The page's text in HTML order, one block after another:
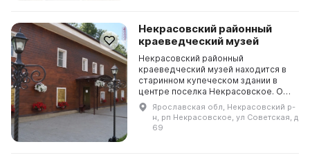
Некрасовский районный
краеведческий музей
Некрасовский районный
краеведческий музей находится в
старинном купеческом здании в
центре поселка Некрасовское. Он
был открыт для посетителей в 2002
году и в настоящее время музей
предлагает более 5 ...
Ярославская обл, Некрасовский р-
н, рп Некрасовское, ул Советская, д
69